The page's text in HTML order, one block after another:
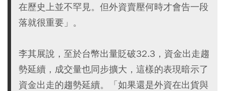
在歷史上並不罕見。但外資賣壓何時才會告一段
落就很重要」。
李其展說，至於台幣出量貶破32.3，資金出走趨
勢延續，成交量也同步擴大，這樣的表現暗示了
資金出走的趨勢延續。「如果還是外資在出貨與